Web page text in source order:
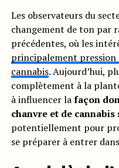
Les observateurs du
changement de ton par
précédentes, où les
principalement
cannabis. Aujourd’hui,
complètement à la
à influencer lafaçon
chanvre et de
potentiellement pour
se préparer à entrer